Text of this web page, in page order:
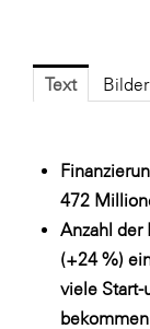
FV
Gas
GBV -
Getzner
Heimat
Text Bilder
472
Anzahl der
(+24 %)
viele Start-
bekommen